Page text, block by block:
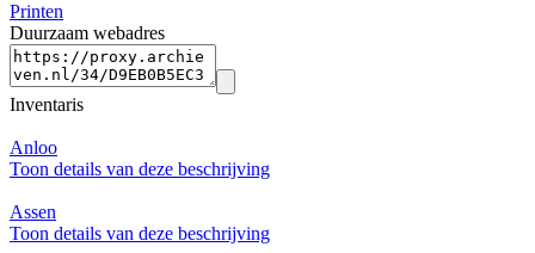
Printen
Duurzaam webadres
Inventaris
Anloo
Toon details van deze beschrijving
Assen
Toon details van deze beschrijving